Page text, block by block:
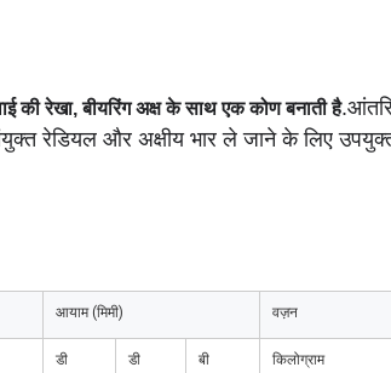
की रेखा, बीयरिंग अक्ष के साथ एक कोण बनाती है
रेडियल और अक्षीय भार ले जाने के लिए
आयाम (मिमी) वज़न
डी डी बी किलोग्राम